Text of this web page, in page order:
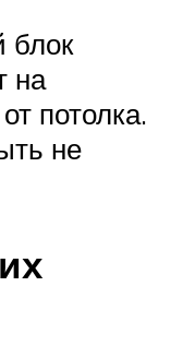
блок
на
потолка.
не